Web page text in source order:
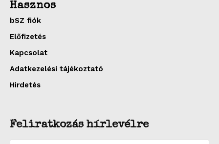
Hasznos
bSZ fiók
Előfizetés
Kapcsolat
Adatkezelési tájékoztató
Hirdetés
Feliratkozás hírlevélre